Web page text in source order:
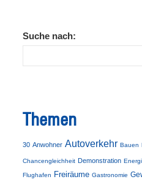
Suche nach:
Themen
30 Anwohner Autoverkehr Bauen
Chancengleichheit Demonstration
Flughafen Freiräume Gastronomie